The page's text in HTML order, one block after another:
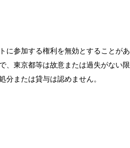
に参加する権利を無効とすることがあ
、東京都等は故意または過失がない限
分または貸与は認めません。